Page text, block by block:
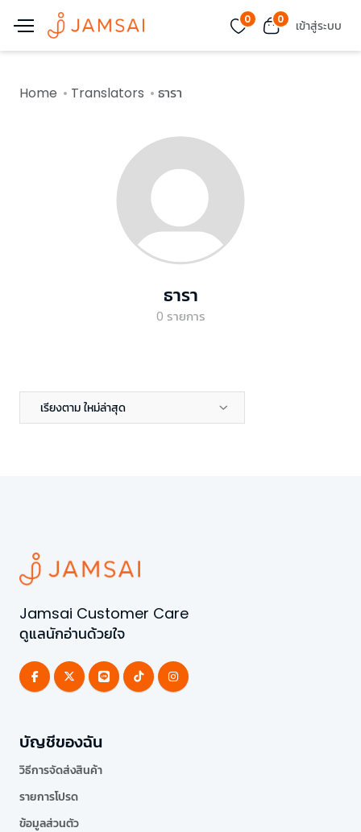
0 0 เข้าสู่ระบบ
Home Translators ธารา
ธารา
0 รายการ
เรียงตาม ใหม่ล่าสุด
Jamsai Customer Care
ดูแลนักอ่านด้วยใจ
บัญชีของฉัน
วิธีการจัดส่งสินค้า
รายการโปรด
ข้อมูลส่วนตัว